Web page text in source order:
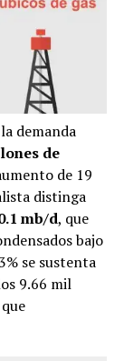
demanda
de
de 19
distinga
mb/d, que
bajo
se sustenta
9.66 mil